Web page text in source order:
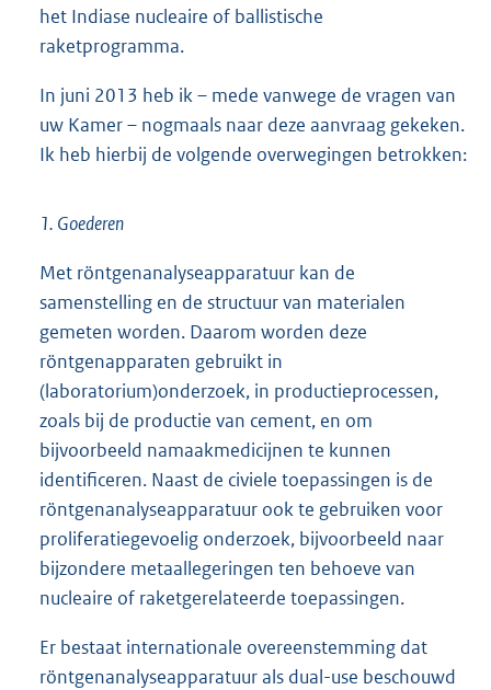
het Indiase nucleaire of ballistische
raketprogramma.
In juni 2013 heb ik – mede vanwege de vragen van
uw Kamer – nogmaals naar deze aanvraag gekeken.
Ik heb hierbij de volgende overwegingen betrokken:
1. Goederen
Met röntgenanalyseapparatuur kan de
samenstelling en de structuur van materialen
gemeten worden. Daarom worden deze
röntgenapparaten gebruikt in
(laboratorium)onderzoek, in productieprocessen,
zoals bij de productie van cement, en om
bijvoorbeeld namaakmedicijnen te kunnen
identificeren. Naast de civiele toepassingen is de
röntgenanalyseapparatuur ook te gebruiken voor
proliferatiegevoelig onderzoek, bijvoorbeeld naar
bijzondere metaallegeringen ten behoeve van
nucleaire of raketgerelateerde toepassingen.
Er bestaat internationale overeenstemming dat
röntgenanalyseapparatuur als dual-use beschouwd